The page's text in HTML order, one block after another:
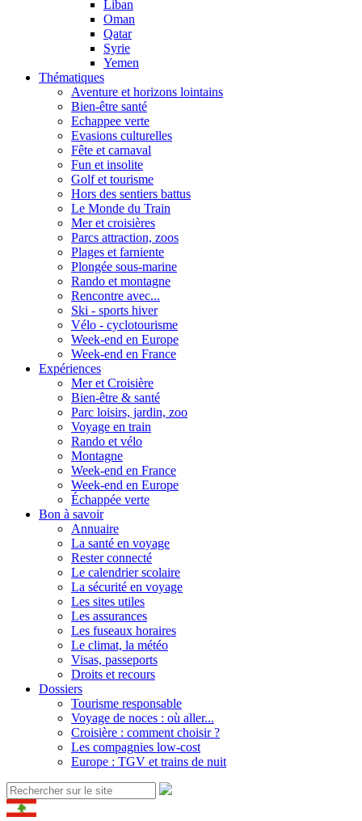
Liban
Oman
Qatar
Syrie
Yemen
Thématiques
Aventure et horizons lointains
Bien-être santé
Echappee verte
Evasions culturelles
Fête et carnaval
Fun et insolite
Golf et tourisme
Hors des sentiers battus
Le Monde du Train
Mer et croisières
Parcs attraction, zoos
Plages et farniente
Plongée sous-marine
Rando et montagne
Rencontre avec...
Ski - sports hiver
Vélo - cyclotourisme
Week-end en Europe
Week-end en France
Expériences
Mer et Croisière
Bien-être & santé
Parc loisirs, jardin, zoo
Voyage en train
Rando et vélo
Montagne
Week-end en France
Week-end en Europe
Échappée verte
Bon à savoir
Annuaire
La santé en voyage
Rester connecté
Le calendrier scolaire
La sécurité en voyage
Les sites utiles
Les assurances
Les fuseaux horaires
Le climat, la météo
Visas, passeports
Droits et recours
Dossiers
Tourisme responsable
Voyage de noces : où aller...
Croisière : comment choisir ?
Les compagnies low-cost
Europe : TGV et trains de nuit